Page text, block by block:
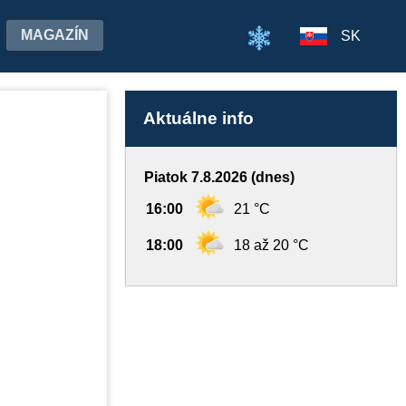
MAGAZÍN SK
Aktuálne info
Piatok 7.8.2026 (dnes)
16:00 21 °C
18:00 18 až 20 °C